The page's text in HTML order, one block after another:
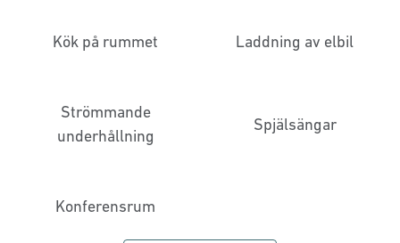
Kök på rummet Laddning av elbil
Strömmande
underhållning
Spjälsängar
Konferensrum